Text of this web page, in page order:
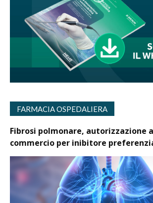
FARMACIA OSPEDALIERA
Fibrosi polmonare, autorizzazione
commercio per inibitore